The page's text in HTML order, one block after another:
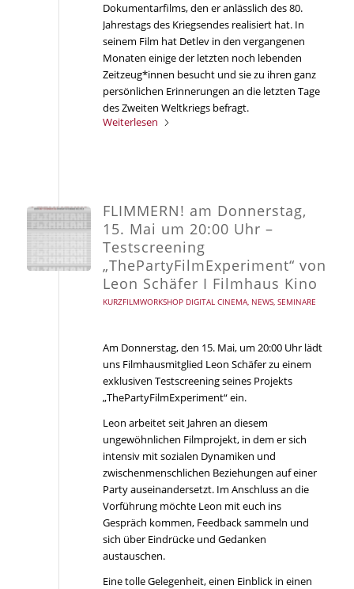
Dokumentarfilms, den er anlässlich des 80.
Jahrestags des Kriegsendes realisiert hat. In
seinem Film hat Detlev in den vergangenen
Monaten einige der letzten noch lebenden
Zeitzeug*innen besucht und sie zu ihren ganz
persönlichen Erinnerungen an die letzten Tage
des Zweiten Weltkriegs befragt.
Weiterlesen
FLIMMERN! am Donnerstag,
15. Mai um 20:00 Uhr –
Testscreening
„ThePartyFilmExperiment“ von
Leon Schäfer I Filmhaus Kino
KURZFILMWORKSHOP DIGITAL CINEMA, NEWS, SEMINARE
Am Donnerstag, den 15. Mai, um 20:00 Uhr lädt
uns Filmhausmitglied Leon Schäfer zu einem
exklusiven Testscreening seines Projekts
„ThePartyFilmExperiment“ ein.
Leon arbeitet seit Jahren an diesem
ungewöhnlichen Filmprojekt, in dem er sich
intensiv mit sozialen Dynamiken und
zwischenmenschlichen Beziehungen auf einer
Party auseinandersetzt. Im Anschluss an die
Vorführung möchte Leon mit euch ins
Gespräch kommen, Feedback sammeln und
sich über Eindrücke und Gedanken
austauschen.
Eine tolle Gelegenheit, einen Einblick in einen